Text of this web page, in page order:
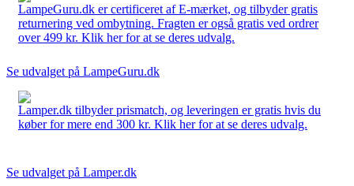
LampeGuru.dk er certificeret af E-mærket, og tilbyder gratis
returnering ved ombytning. Fragten er også gratis ved ordrer
over 499 kr. Klik her for at se deres udvalg.
Se udvalget på LampeGuru.dk
Lamper.dk tilbyder prismatch, og leveringen er gratis hvis du
køber for mere end 300 kr. Klik her for at se deres udvalg.
Se udvalget på Lamper.dk